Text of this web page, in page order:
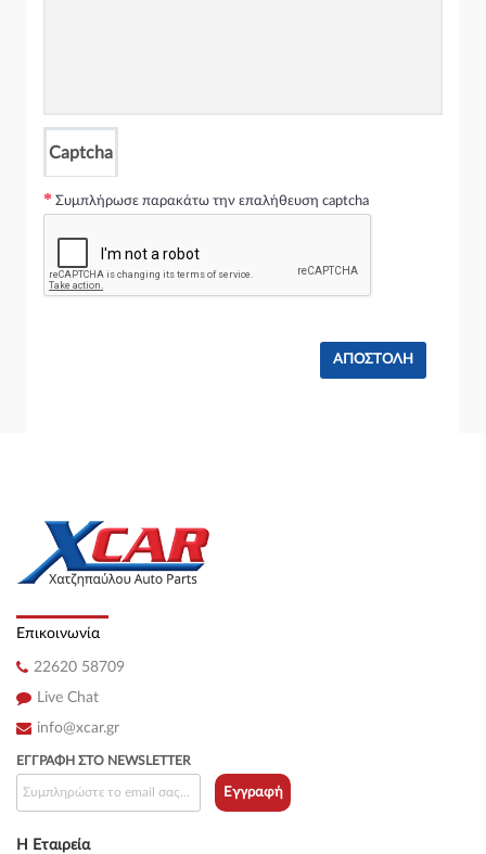
Captcha
Συμπλήρωσε παρακάτω την επαλήθευση captcha
Επικοινωνία
22620 58709
Live Chat
info@xcar.gr
Η Εταιρεία
ΕΓΓΡΑΦΉ ΣΤΟ NEWSLETTER
Εγγραφή